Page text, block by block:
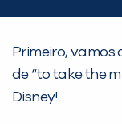
Primeiro,
de “to take the
Disney!